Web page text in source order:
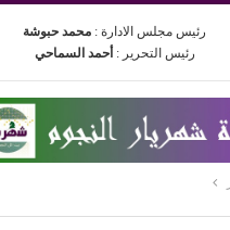
رئيس مجلس الادارة : محمد حبوشة
رئيس التحرير : أحمد السماحي